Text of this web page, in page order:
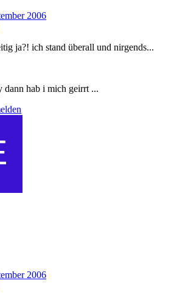
2006
ja?! ich stand überall und nirgends...
dann hab i mich geirrt ...
2006